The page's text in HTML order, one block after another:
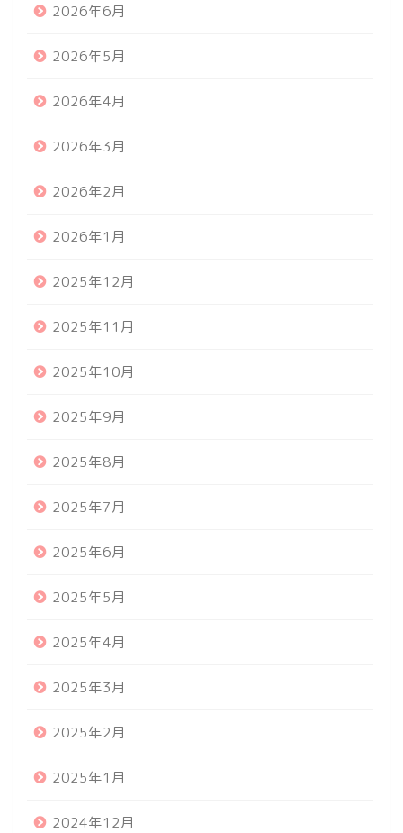
2026年6月
2026年5月
2026年4月
2026年3月
2026年2月
2026年1月
2025年12月
2025年11月
2025年10月
2025年9月
2025年8月
2025年7月
2025年6月
2025年5月
2025年4月
2025年3月
2025年2月
2025年1月
2024年12月